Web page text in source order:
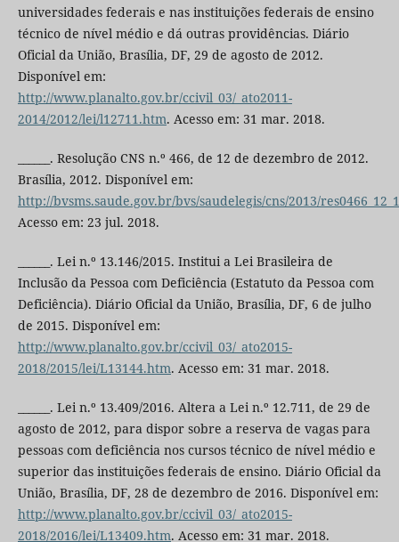
universidades federais e nas instituições federais de ensino
técnico de nível médio e dá outras providências. Diário
Oficial da União, Brasília, DF, 29 de agosto de 2012.
Disponível em:
http://www.planalto.gov.br/ccivil_03/_ato2011-
2014/2012/lei/l12711.htm. Acesso em: 31 mar. 2018.
______. Resolução CNS n.º 466, de 12 de dezembro de 2012.
Brasília, 2012. Disponível em:
http://bvsms.saude.gov.br/bvs/saudelegis/cns/2013/
Acesso em: 23 jul. 2018.
______. Lei n.º 13.146/2015. Institui a Lei Brasileira de
Inclusão da Pessoa com Deficiência (Estatuto da Pessoa com
Deficiência). Diário Oficial da União, Brasília, DF, 6 de julho
de 2015. Disponível em:
http://www.planalto.gov.br/ccivil_03/_ato2015-
2018/2015/lei/L13144.htm. Acesso em: 31 mar. 2018.
______. Lei n.º 13.409/2016. Altera a Lei n.º 12.711, de 29 de
agosto de 2012, para dispor sobre a reserva de vagas para
pessoas com deficiência nos cursos técnico de nível médio e
superior das instituições federais de ensino. Diário Oficial da
União, Brasília, DF, 28 de dezembro de 2016. Disponível em:
http://www.planalto.gov.br/ccivil_03/_ato2015-
2018/2016/lei/L13409.htm. Acesso em: 31 mar. 2018.